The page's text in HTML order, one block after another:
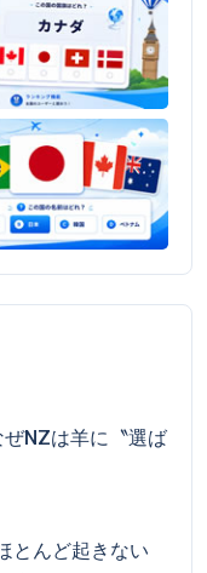
NZは羊に〝選ば
とんど起きない